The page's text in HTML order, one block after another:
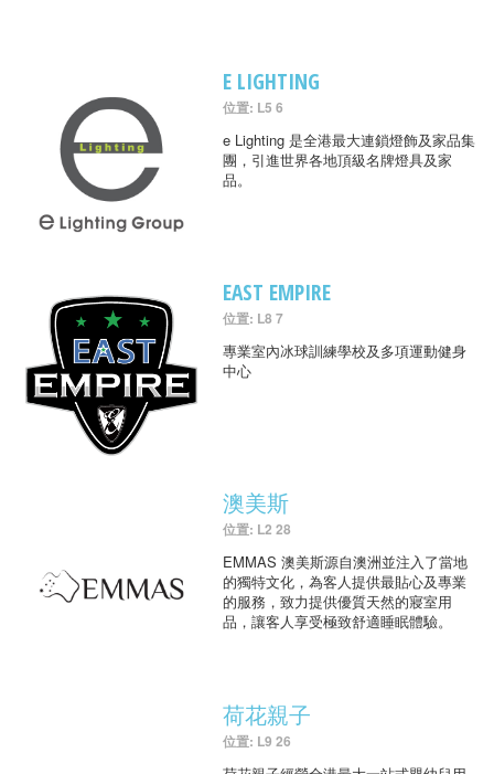
E LIGHTING
位置: L5 6
e Lighting 是全港最大連鎖燈飾及家品集
團，引進世界各地頂級名牌燈具及家
品。
EAST EMPIRE
位置: L8 7
專業室內冰球訓練學校及多項運動健身
中心
澳美斯
位置: L2 28
EMMAS 澳美斯源自澳洲並注入了當地
的獨特文化，為客人提供最貼心及專業
的服務，致力提供優質天然的寢室用
品，讓客人享受極致舒適睡眠體驗。
荷花親子
位置: L9 26